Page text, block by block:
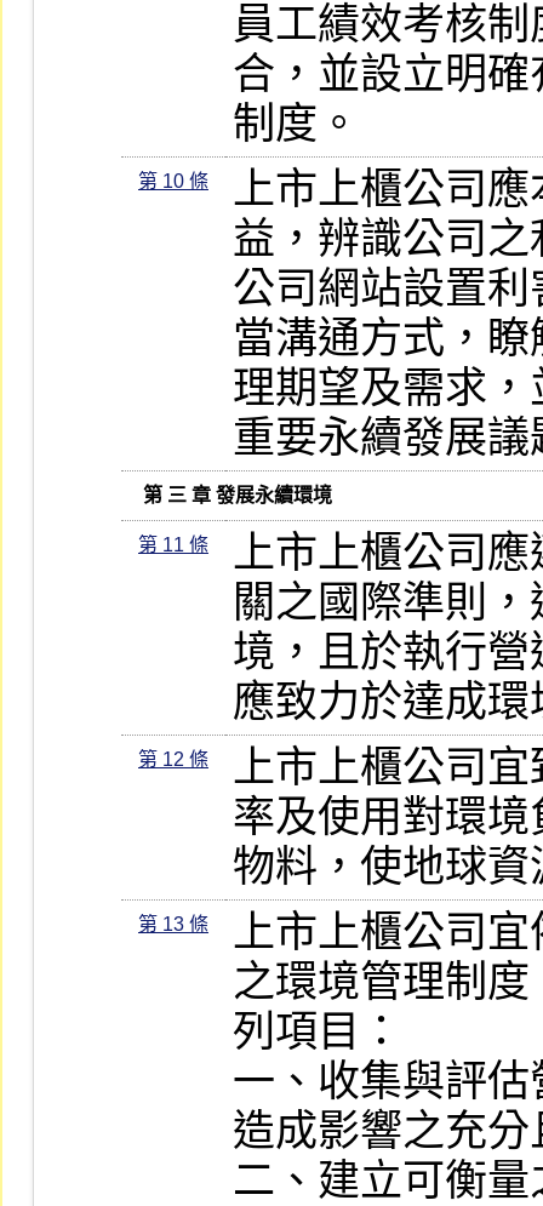
員工績效考核
合，並設立明
制度。
第 10 條
上市上櫃公司
益，辨識公司
公司網站設置
當溝通方式，
理期望及需求
重要永續發展議
   第 三 章 發展永續環境
第 11 條
上市上櫃公司
關之國際準則
境，且於執行
應致力於達成
第 12 條
上市上櫃公司
率及使用對環
物料，使地球
第 13 條
上市上櫃公司
之環境管理制
列項目：
一、收集與評
造成影響之充
二、建立可衡